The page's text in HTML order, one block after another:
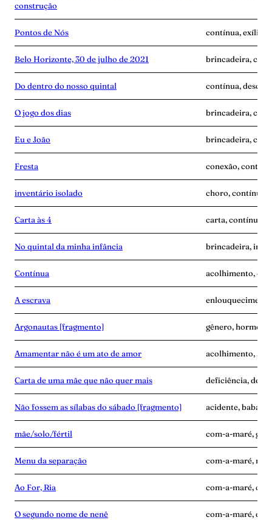
construção
Pontos de Nós contínua, exílio,
Belo Horizonte, 30 de julho de 2021 brincadeira,
Do dentro do nosso quintal contínua,
O jogo dos dias brincadeira,
Eu e João brincadeira,
Fresta conexão,
inventário isolado choro, contínua,
Carta às 4 carta, contínua,
No quintal da minha infância brincadeira,
Contínua acolhimento,
A escrava
Argonautas [fragmento] gênero,
Amamentar não é um ato de amor acolhimento,
Carta de uma mãe que não quer mais deficiência,
Não fossem as sílabas do sábado [fragmento] acidente, babás,
mãe/solo/fértil com-a-maré,
Menu da separação com-a-maré,
Ao For, Ria com-a-maré,
O segundo nome de nenê com-a-maré,